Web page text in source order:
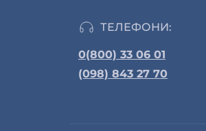
ТЕЛЕФОНИ:
0(800) 33 06 01
(098) 843 27 70